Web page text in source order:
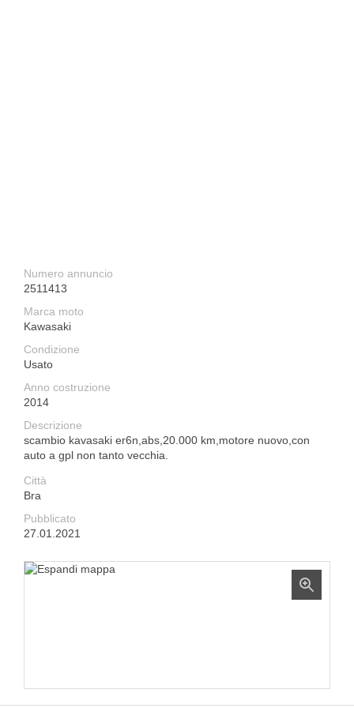
Numero annuncio
2511413
Marca moto
Kawasaki
Condizione
Usato
Anno costruzione
2014
Descrizione
scambio kavasaki er6n,abs,20.000 km,motore nuovo,con
auto a gpl non tanto vecchia.
Città
Bra
Pubblicato
27.01.2021